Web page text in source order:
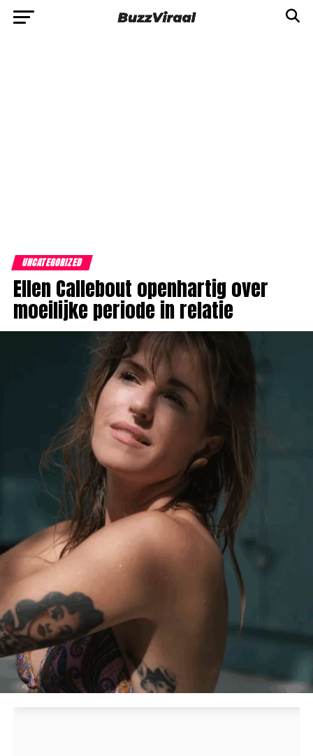
UNCATEGORIZED
Ellen Callebout openhartig over
moeilijke periode in relatie